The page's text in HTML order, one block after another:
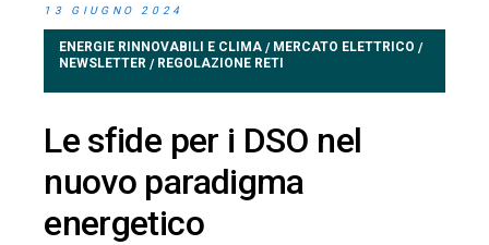
13 GIUGNO 2024
ENERGIE RINNOVABILI E CLIMA / MERCATO ELETTRICO /
NEWSLETTER / REGOLAZIONE RETI
Le sfide per i DSO nel
nuovo paradigma
energetico